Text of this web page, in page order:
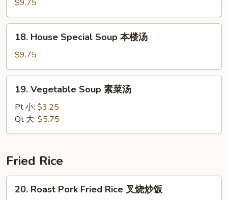
海
鲜
$9.75
House
Special
Soup
本
18. House Special Soup 本楼汤
$9.75
Vegetable
Soup
菜
19. Vegetable Soup 素菜汤
Pt 小: $3.25
Qt 大: $5.75
Fried Rice
Roast
20. Roast Pork Fried Rice 叉烧炒饭